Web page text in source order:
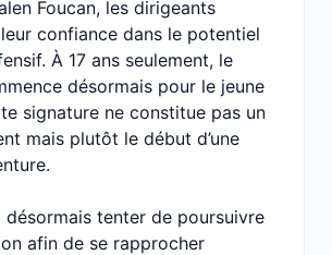
Foucan, les dirigeants
confiance dans le potentiel
À 17 ans seulement, le
désormais pour le jeune
signature ne constitue pas un
mais plutôt le début d’une
désormais tenter de poursuivre
afin de se rapprocher